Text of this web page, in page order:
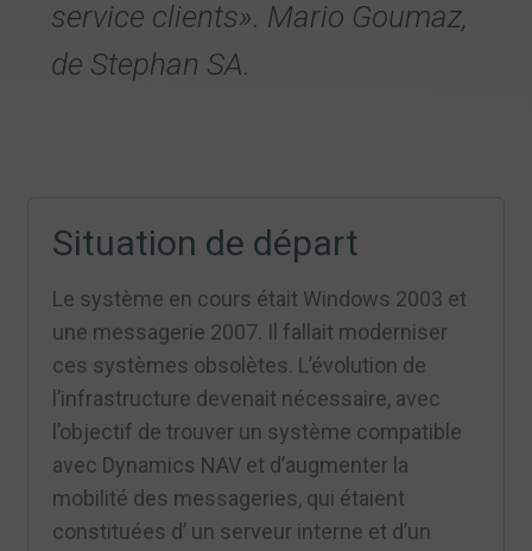
service clients». Mario Goumaz,
de Stephan SA.
Situation de départ
Le système en cours était Windows 2003 et
une messagerie 2007. Il fallait moderniser
ces systèmes obsolètes. L’évolution de
l’infrastructure devenait nécessaire, avec
l’objectif de trouver un système compatible
avec Dynamics NAV et d’augmenter la
mobilité des messageries, qui étaient
constituées d’ un serveur interne et d’un